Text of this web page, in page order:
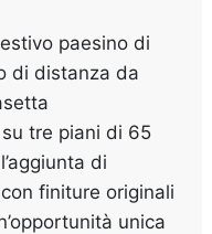
paesino di
di distanza da
tre piani di 65
di
finiture originali
unica